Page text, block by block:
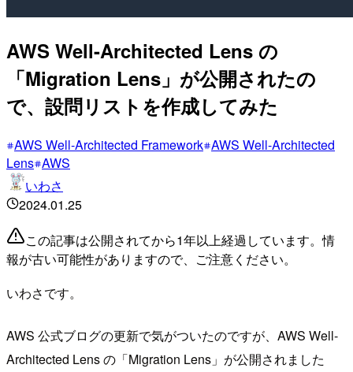
AWS Well-Architected Lens の
「Migration Lens」が公開されたの
で、設問リストを作成してみた
AWS Well-Architected Framework AWS Well-Architected
Lens AWS
いわさ
2024.01.25
この記事は公開されてから1年以上経過しています。情
報が古い可能性がありますので、ご注意ください。
いわさです。
AWS 公式ブログの更新で気がついたのですが、AWS Well-
Architected Lens の「Migration Lens」が公開されました